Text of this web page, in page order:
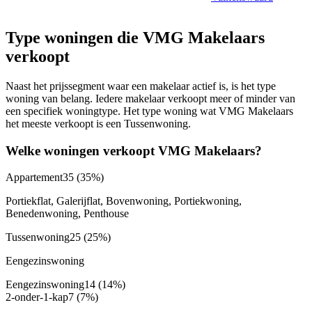
Type woningen die VMG Makelaars
verkoopt
Naast het prijssegment waar een makelaar actief is, is het type
woning van belang. Iedere makelaar verkoopt meer of minder van
een specifiek woningtype. Het type woning wat VMG Makelaars
het meeste verkoopt is een Tussenwoning.
Welke woningen verkoopt VMG Makelaars?
Appartement35 (35%)
Portiekflat, Galerijflat, Bovenwoning, Portiekwoning,
Benedenwoning, Penthouse
Tussenwoning25 (25%)
Eengezinswoning
Eengezinswoning14 (14%)
2-onder-1-kap7 (7%)